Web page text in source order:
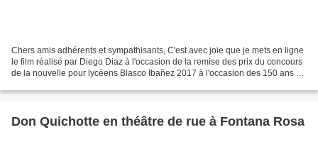
Chers amis adhérents et sympathisants, C'est avec joie que je mets en ligne
le film réalisé par Diego Diaz à l'occasion de la remise des prix du concours
de la nouvelle pour lycéens Blasco Ibañez 2017 à l'occasion des 150 ans de
Don Quichotte en théâtre de rue à Fontana Rosa